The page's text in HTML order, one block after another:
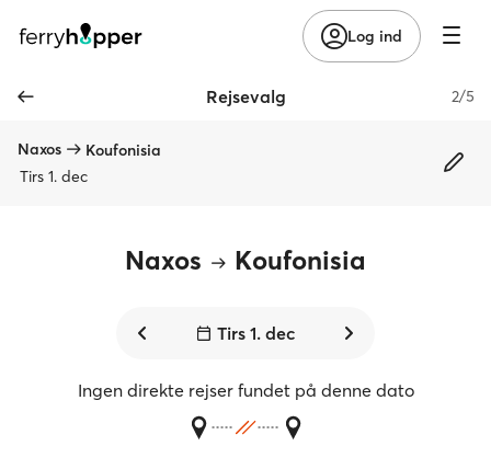
Log ind
Rejsevalg 2/5
Naxos
Koufonisia
Tirs 1. dec
Naxos Koufonisia
Tirs 1. dec
Ingen direkte rejser fundet på denne dato